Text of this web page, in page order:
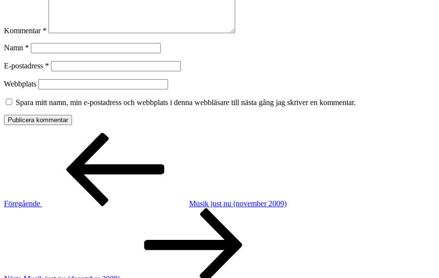
Kommentar *
Namn *
E-postadress *
Webbplats
Spara mitt namn, min e-postadress och webbplats i denna webbläsare till nästa gång jag skriver en kommentar.
Inläggsnavigering
Föregående
Musik just nu (november 2009)